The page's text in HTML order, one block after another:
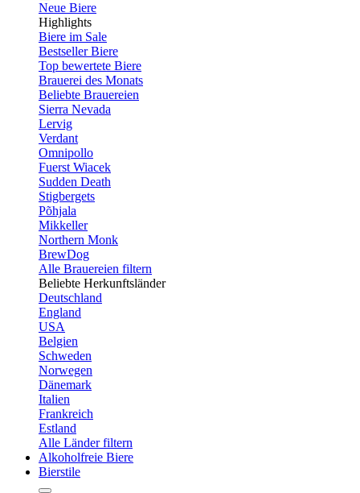
Neue Biere
Highlights
Biere im Sale
Bestseller Biere
Top bewertete Biere
Brauerei des Monats
Beliebte Brauereien
Sierra Nevada
Lervig
Verdant
Omnipollo
Fuerst Wiacek
Sudden Death
Stigbergets
Põhjala
Mikkeller
Northern Monk
BrewDog
Alle Brauereien filtern
Beliebte Herkunftsländer
Deutschland
England
USA
Belgien
Schweden
Norwegen
Dänemark
Italien
Frankreich
Estland
Alle Länder filtern
Alkoholfreie Biere
Bierstile